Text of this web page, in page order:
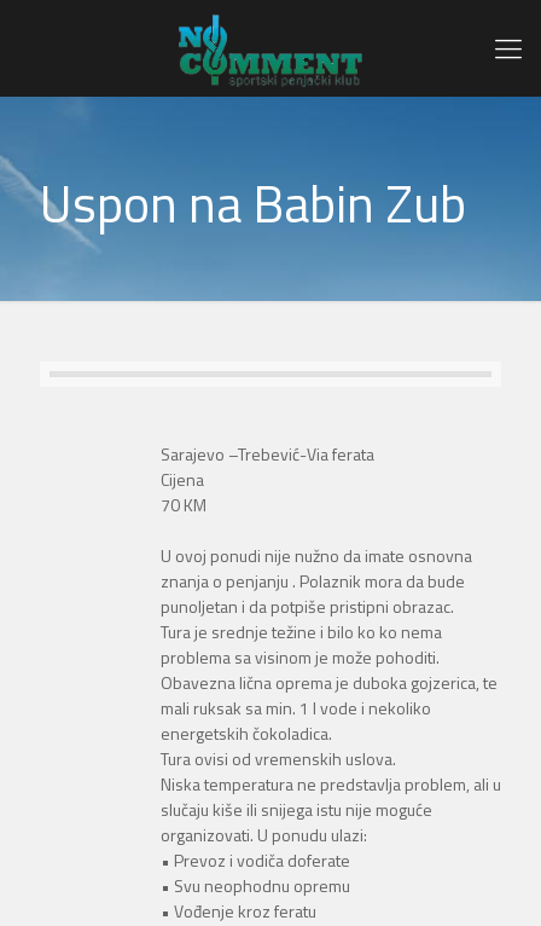
Uspon na Babin Zub
Sarajevo –Trebević-Via ferata
Cijena
70 KM
U ovoj ponudi nije nužno da imate osnovna
znanja o penjanju . Polaznik mora da bude
punoljetan i da potpiše pristipni obrazac.
Tura je srednje težine i bilo ko ko nema
problema sa visinom je može pohoditi.
Obavezna lična oprema je duboka gojzerica, te
mali ruksak sa min. 1 l vode i nekoliko
energetskih čokoladica.
Tura ovisi od vremenskih uslova.
Niska temperatura ne predstavlja problem, ali u
slučaju kiše ili snijega istu nije moguće
organizovati. U ponudu ulazi:
• Prevoz i vodiča doferate
• Svu neophodnu opremu
• Vođenje kroz feratu